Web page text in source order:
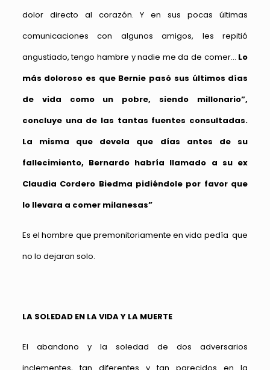
dolor directo al corazón. Y en sus pocas últimas
comunicaciones con algunos amigos, les repitió
angustiado, tengo hambre y nadie me da de comer… Lo
más doloroso es que Bernie pasó sus últimos días
de vida como un pobre, siendo millonario”,
concluye una de las tantas fuentes consultadas.
La misma que devela que días antes de su
fallecimiento, Bernardo habría llamado a su ex
Claudia Cordero Biedma pidiéndole por favor que
lo llevara a comer milanesas”
Es el hombre que premonitoriamente en vida pedía que
no lo dejaran solo.
LA SOLEDAD EN LA VIDA Y LA MUERTE
El abandono y la soledad de dos adversarios
inclementes, tan diferentes y tan parecidos en la